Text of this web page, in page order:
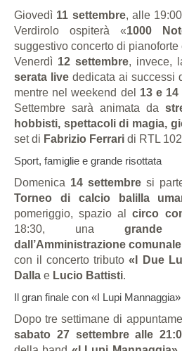
Giovedì 11 settembre, alle
Verdirolo ospiterà «1000
suggestivo concerto di pianoforte
Venerdì 12 settembre, invece,
serata live dedicata ai successi
mentre nel weekend del 13 e
Settembre sarà animata da
hobbisti, spettacoli di magia,
set di Fabrizio Ferrari di RTL
Sport, famiglie e grande risottata
Domenica 14 settembre si
Torneo di calcio balilla
pomeriggio, spazio alcirco
18:30, una
dall’Amministrazione comunale
con il concerto tributo«I Due
Dalla e Lucio Battisti.
Il gran finale con «I Lupi Mannaggia»
Dopo tre settimane di
sabato 27 settembre alle